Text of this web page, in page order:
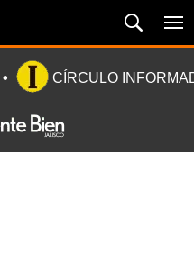
CÍRCULO